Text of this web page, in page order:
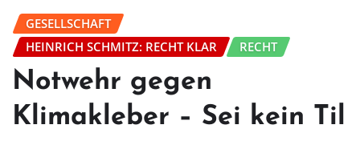
GESELLSCHAFT
HEINRICH SCHMITZ: RECHT KLAR
RECHT
Notwehr gegen
Klimakleber – Sei kein Til